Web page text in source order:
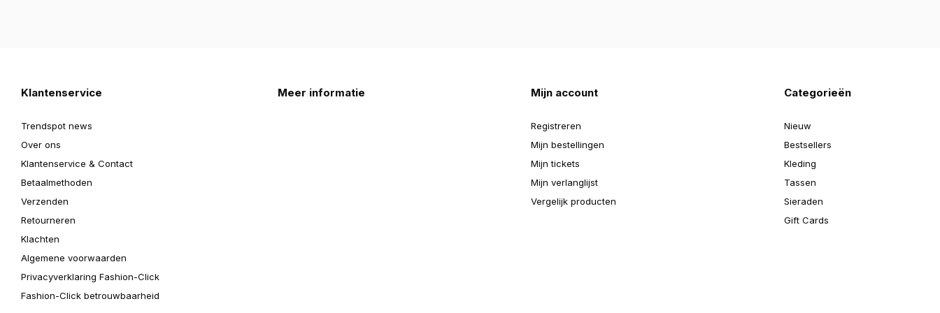
Klantenservice
Trendspot news
Over ons
Klantenservice & Contact
Betaalmethoden
Verzenden
Retourneren
Klachten
Algemene voorwaarden
Privacyverklaring Fashion-Click
Fashion-Click betrouwbaarheid
Meer informatie Mijn account
Registreren
Mijn bestellingen
Mijn tickets
Mijn verlanglijst
Vergelijk producten
Categorieën
Nieuw
Bestsellers
Kleding
Tassen
Sieraden
Gift Cards